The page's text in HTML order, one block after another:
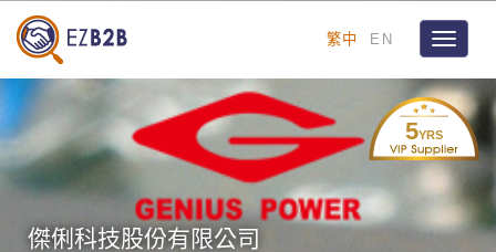
繁中 EN
Toggle
5YRS
傑俐科技股份有限公司